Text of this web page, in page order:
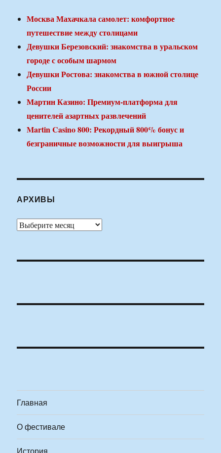
Москва Махачкала самолет: комфортное
путешествие между столицами
Девушки Березовский: знакомства в уральском
городе с особым шармом
Девушки Ростова: знакомства в южной столице
России
Мартин Казино: Премиум-платформа для
ценителей азартных развлечений
Martin Casino 800: Рекордный 800% бонус и
безграничные возможности для выигрыша
АРХИВЫ
Архивы
Главная
О фестивале